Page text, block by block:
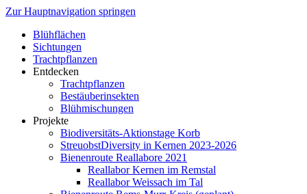
Zur Hauptnavigation springen
Blühflächen
Sichtungen
Trachtpflanzen
Entdecken
Trachtpflanzen
Bestäuberinsekten
Blühmischungen
Projekte
Biodiversitäts-Aktionstage Korb
StreuobstDiversity in Kernen 2023-2026
Bienenroute Reallabore 2021
Reallabor Kernen im Remstal
Reallabor Weissach im Tal